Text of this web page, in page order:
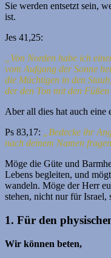
Sie werden entsetzt sein,
ist.
Jes 41,25:
„Von Norden habe ich
vom Aufgang der Sonne
die Mächtigen in den
der den Ton mit den
Aber all dies hat auch eine
Ps 83,17: „Bedecke ihr
nach deinem Namen
Möge die Güte und
Lebens begleiten, und
wandeln. Möge der Herr
stehen, nicht nur für Israel,
1. Für den
Wir können beten,